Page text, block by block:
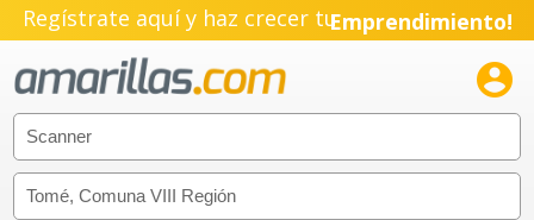
Regístrate aquí y haz crecer tuEmprendimiento!
